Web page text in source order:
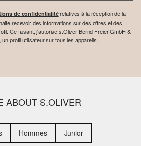
de confidentialitérelatives à la réception de la
recevoir des informations sur des offres et des
Ce faisant, j'autorise s.Oliver Bernd Freier GmbH &
profil utilisateur sur tous les appareils.
ABOUT S.OLIVER
Hommes Junior